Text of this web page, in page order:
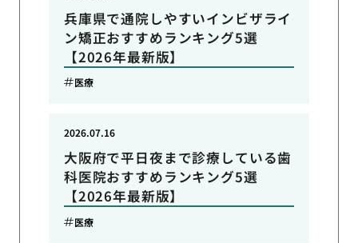
兵庫県で通院しやすいインビザライ
ン矯正おすすめランキング5選
【2026年最新版】
医療
大阪府で平日夜まで診療している歯
科医院おすすめランキング5選
【2026年最新版】
2026.07.16
医療